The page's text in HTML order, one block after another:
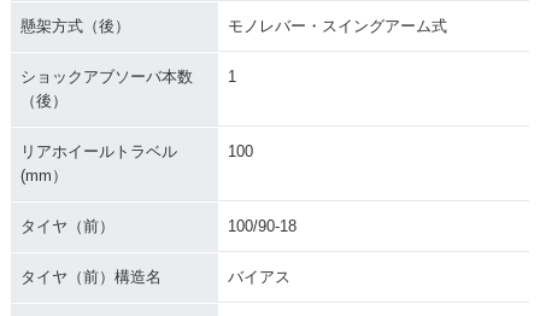
懸架方式（後） モノレバー・スイングアーム式
ショックアブソーバ本数
（後）
1
リアホイールトラベル
(mm）
100
タイヤ（前） 100/90-18
タイヤ（前）構造名 バイアス